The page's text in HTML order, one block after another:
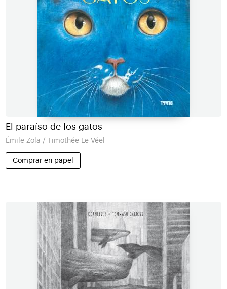
El paraíso de los gatos
Émile Zola / Timothée Le Véel
Comprar en papel